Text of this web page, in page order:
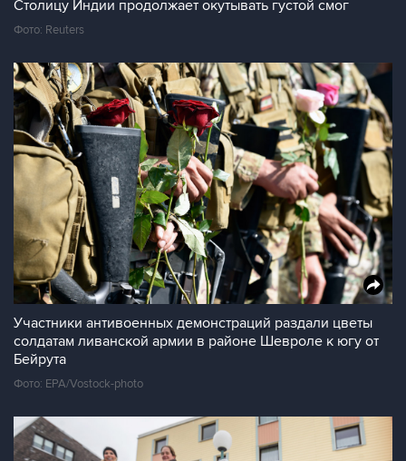
Столицу Индии продолжает окутывать густой смог
Фото: Reuters
Участники антивоенных демонстраций раздали цветы
солдатам ливанской армии в районе Шевроле к югу от
Бейрута
Фото: EPA/Vostock-photo